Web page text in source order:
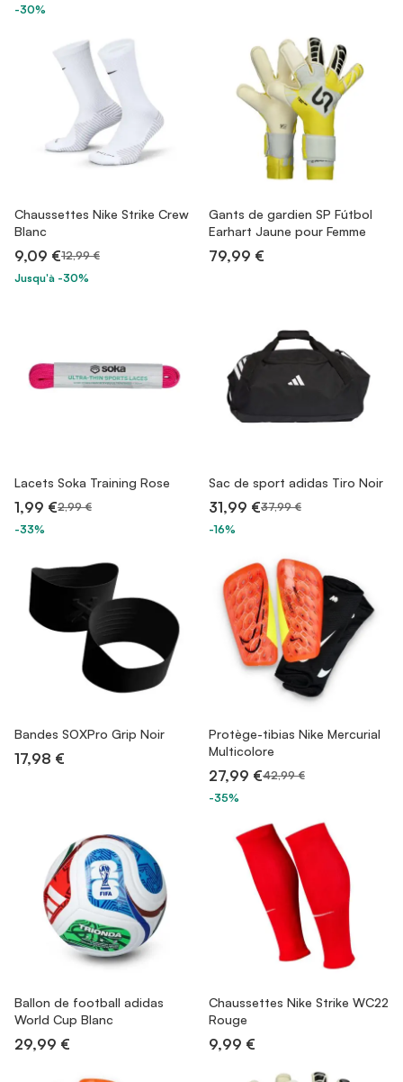
-30%
Chaussettes Nike Strike Crew
Blanc
9,09 €12,99 €
Jusqu'à -30%
Gants de gardien SP Fútbol
Earhart Jaune pour Femme
79,99 €
Lacets Soka Training Rose
1,99 €2,99 €
-33%
Sac de sport adidas Tiro Noir
31,99 €37,99 €
-16%
Bandes SOXPro Grip Noir
17,98 €
Protège-tibias Nike Mercurial
Multicolore
27,99 €42,99 €
-35%
Ballon de football adidas
World Cup Blanc
29,99 €
Chaussettes Nike Strike WC22
Rouge
9,99 €